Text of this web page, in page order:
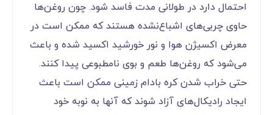
احتمال دارد در طولانی مدت فاسد شود. چون روغن‌ها
حاوی چربی‌های اشباع‌نشده هستند که ممکن است در
معرض اکسیژن هوا و نور خورشید اکسید شده و باعث
می‌شود که روغن‌ها طعم و بوی نامطبوعی پیدا کنند.
حتی خراب شدن کره بادام زمینی ممکن است باعث
ایجاد رادیکال‌های آزاد شوند که آنها به نوبه خود